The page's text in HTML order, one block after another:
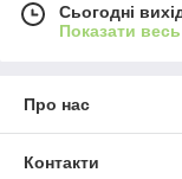
Сьогодні
Показати
Про нас
Контакти